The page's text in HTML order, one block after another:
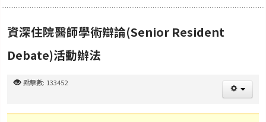
資深住院醫師學術辯論(Senior Resident
Debate)活動辦法
點擊數: 133452